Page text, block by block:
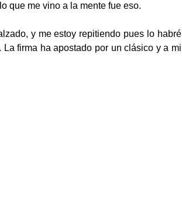
que me vino a la mente fue eso.
y me estoy repitiendo pues lo habré
firma ha apostado por un clásico y a mi